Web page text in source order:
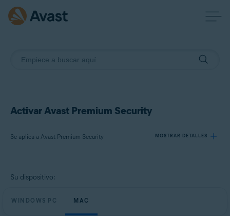
Activar Avast Premium Security
Se aplica a Avast Premium Security MOSTRAR DETALLES
Productos:
Su dispositivo:
WINDOWS PC MAC